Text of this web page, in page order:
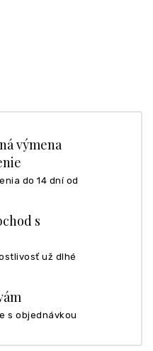
výmena
do 14 dní od
s
už dlhé
s objednávkou